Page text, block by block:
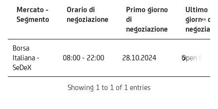
Mercato -
Segmento
Orario di
negoziazione
Primo giorno
di
negoziazione
Ultimo
giorno di
Segmento
negoziazione
di
giorno di
Borsa
Italiana -
SeDeX
08:00 - 22:00 28.10.2024 Open End
Showing 1 to 1 of 1 entries